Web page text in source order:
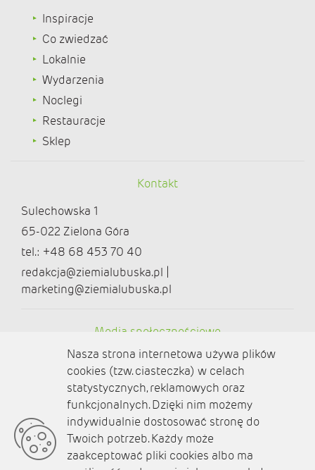
Inspiracje
Co zwiedzać
Lokalnie
Wydarzenia
Noclegi
Restauracje
Sklep
Kontakt
Sulechowska 1
65-022 Zielona Góra
tel.: +48 68 453 70 40
redakcja@ziemialubuska.pl |
marketing@ziemialubuska.pl
Media społecznościowe
O nas
Kontakt
Polityka prywatności
Nasza strona internetowa używa plików
cookies (tzw. ciasteczka) w celach
statystycznych, reklamowych oraz
funkcjonalnych. Dzięki nim możemy
indywidualnie dostosować stronę do
Twoich potrzeb. Każdy może
zaakceptować pliki cookies albo ma